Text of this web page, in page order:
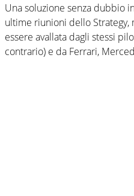
Una soluzione senza dubbio
ultime riunioni dello Strategy,
essere avallata dagli stessi
contrario) e da Ferrari,